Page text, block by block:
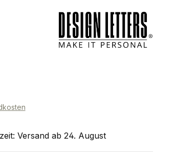
Versand ab 24. August